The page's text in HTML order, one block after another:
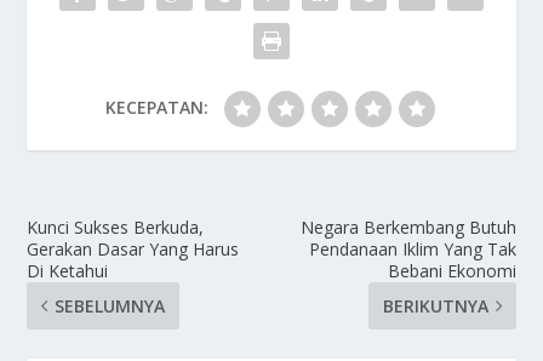
KECEPATAN:
Kunci Sukses Berkuda,
Gerakan Dasar Yang Harus
Di Ketahui
SEBELUMNYA
Negara Berkembang Butuh
Pendanaan Iklim Yang Tak
Bebani Ekonomi
BERIKUTNYA